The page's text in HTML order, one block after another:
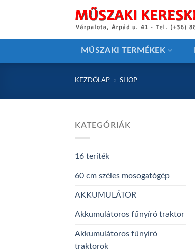
MŰSZAKI TERMÉKEK
KEZDŐLAP » SHOP
KATEGÓRIÁK
16 teríték
60 cm széles mosogatógép
AKKUMULÁTOR
Akkumulátoros fűnyíró traktor
Akkumulátoros fűnyíró
traktorok